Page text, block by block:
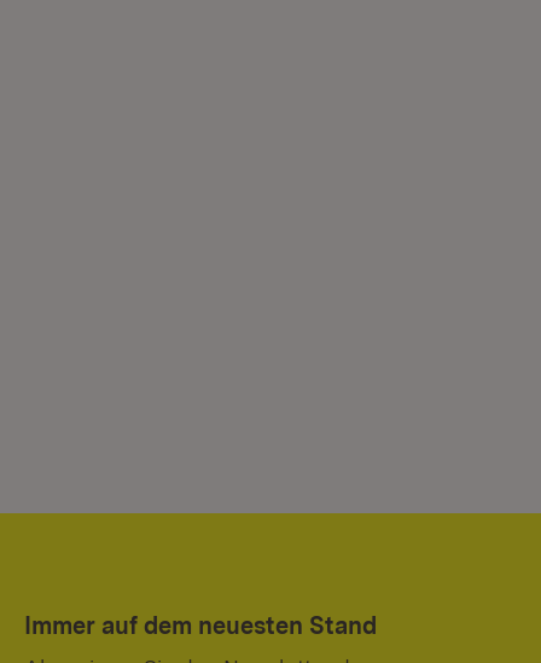
Immer auf dem neuesten Stand